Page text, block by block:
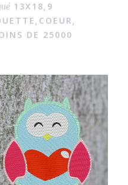
13X18, 9
, COEUR,
DE 25000